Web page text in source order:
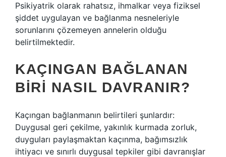
Psikiyatrik olarak rahatsız, ihmalkar veya fiziksel
şiddet uygulayan ve bağlanma nesneleriyle
sorunlarını çözemeyen annelerin olduğu
belirtilmektedir.
KAÇINGAN BAĞLANAN
BIRI NASIL DAVRANIR?
Kaçıngan bağlanmanın belirtileri şunlardır:
Duygusal geri çekilme, yakınlık kurmada zorluk,
duyguları paylaşmaktan kaçınma, bağımsızlık
ihtiyacı ve sınırlı duygusal tepkiler gibi davranışlar